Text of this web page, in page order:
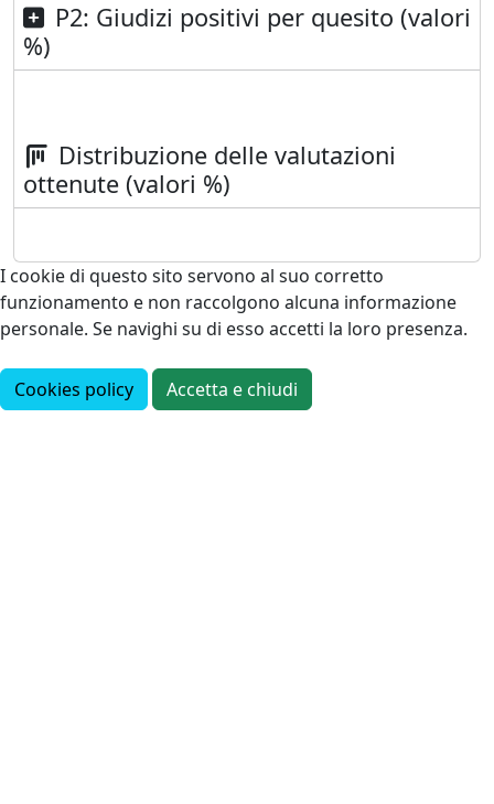
P2: Giudizi positivi per quesito (valori
%)
Distribuzione delle valutazioni
ottenute (valori %)
I cookie di questo sito servono al suo corretto
funzionamento e non raccolgono alcuna informazione
personale. Se navighi su di esso accetti la loro presenza.
Cookies policy Accetta e chiudi